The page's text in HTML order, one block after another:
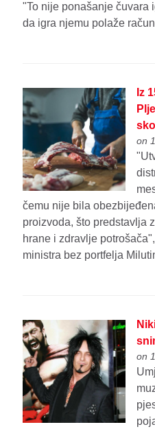
"To nije ponašanje čuvara
da igra njemu polaže
Iz
on
čemu nije bila
proizvoda, što predstavlja
hrane i zdravlje
ministra bez portfelja
on